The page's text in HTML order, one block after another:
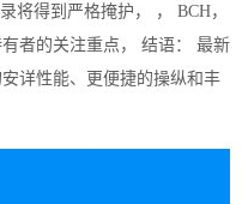
将得到严格掩护， ， BCH，
者的关注重点， 结语： 最新
详性能、更便捷的操纵和丰